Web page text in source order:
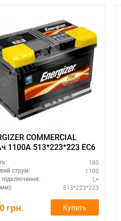
COMMERCIAL
180Ач 1100А 513*223*223 EC6
180
струм: 1100
L+
513*223*223
грн. Купить